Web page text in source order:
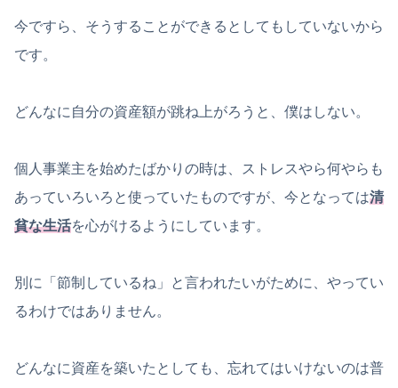
今ですら、そうすることができるとしてもしていないから
です。
どんなに自分の資産額が跳ね上がろうと、僕はしない。
個人事業主を始めたばかりの時は、ストレスやら何やらも
あっていろいろと使っていたものですが、今となっては清
貧な生活を心がけるようにしています。
別に「節制しているね」と言われたいがために、やってい
るわけではありません。
どんなに資産を築いたとしても、忘れてはいけないのは普